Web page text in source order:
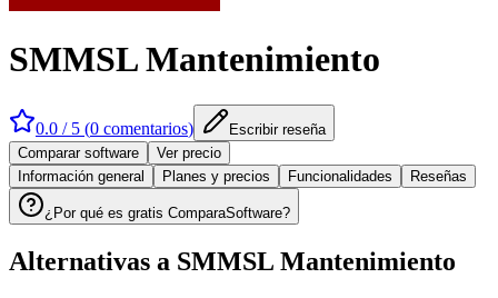
SMMSL Mantenimiento
0.0 / 5 (0 comentarios)
Escribir reseña
Comparar software
Ver precio
Información general
Planes y precios Funcionalidades Reseñas
¿Por qué es gratis ComparaSoftware?
Alternativas a SMMSL Mantenimiento